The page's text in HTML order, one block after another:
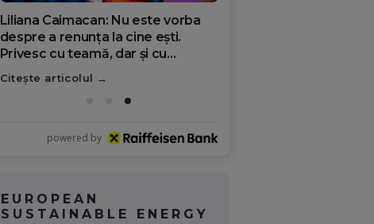
Diana Olar, românca de la Google
care demonstrează că diaspora
poate schimba România
Citește articolul
powered by
EUROPEAN
SUSTAINABLE ENERGY